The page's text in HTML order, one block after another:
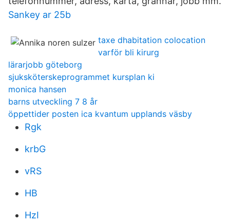
Sankey ar 25b
taxe dhabitation colocation
varför bli kirurg
lärarjobb göteborg
sjuksköterskeprogrammet kursplan ki
monica hansen
barns utveckling 7 8 år
öppettider posten ica kvantum upplands väsby
Rgk
krbG
vRS
HB
HzI